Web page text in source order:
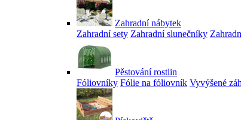
Zahradní nábytek
Zahradní sety Zahradní slunečníky
Pěstování rostlin
Fóliovníky Fólie na fóliovník Vyvýšené